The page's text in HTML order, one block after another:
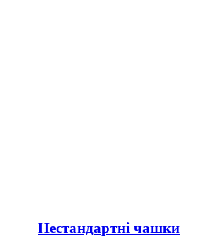
Нестандартні чашки